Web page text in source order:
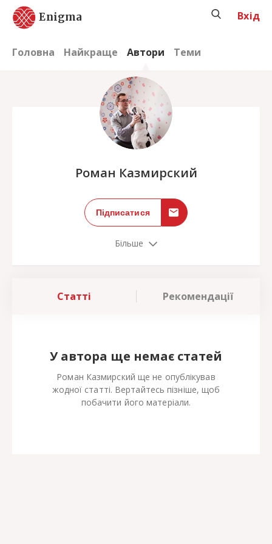
Enigma
Головна Найкраще Автори Теми
Вхід
Роман Казмирский
Підписатися
Більше
Статті Рекомендації
У автора ще немає статей
Роман Казмирский ще не опублікував
жодної статті. Вертайтесь пізніше, щоб
побачити його матеріали.